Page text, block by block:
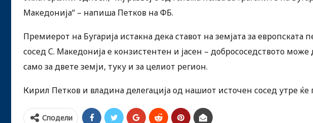
Македонија“ – напиша Петков на ФБ.
Премиерот на Бугарија истакна дека ставот на земјата за европската
сосед С. Македонија е конзистентен и јасен – добрососедството
само за двете земји, туку и за целиот регион.
Кирил Петков и владина делегација од нашиот источен сосед утре ќе
Сподели